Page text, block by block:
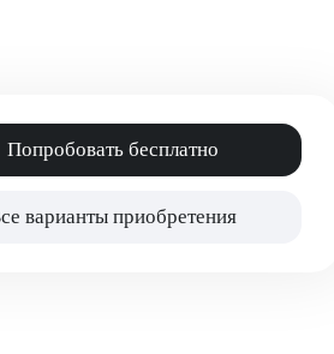
Попробовать бесплатно
варианты приобретения